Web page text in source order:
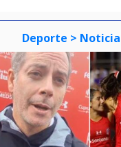
Deporte > Noticia